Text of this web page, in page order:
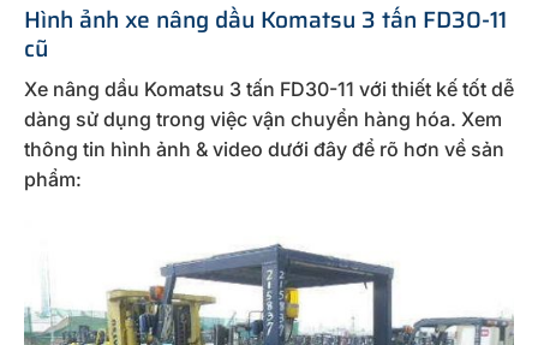
Hình ảnh xe nâng dầu Komatsu 3 tấn FD30-11
cũ
Xe nâng dầu Komatsu 3 tấn FD30-11 với thiết kế tốt dễ
dàng sử dụng trong việc vận chuyển hàng hóa. Xem
thông tin hình ảnh & video dưới đây để rõ hơn về sản
phẩm: